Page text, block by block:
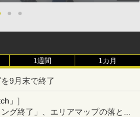
● ●
1週間 1カ月
9月末で終了
」]
グ終了」、エリアマップの落とし